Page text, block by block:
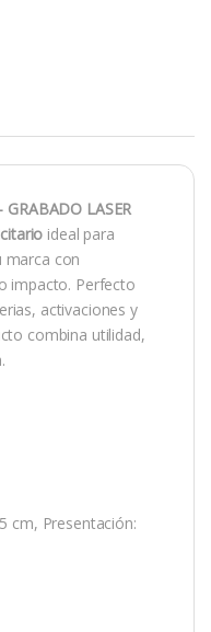
GRABADO LASER
ideal para
marca con
impacto. Perfecto
activaciones y
combina utilidad,
cm, Presentación: